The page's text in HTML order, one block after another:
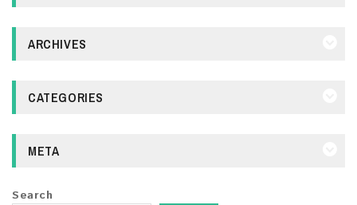
ARCHIVES
CATEGORIES
META
Search